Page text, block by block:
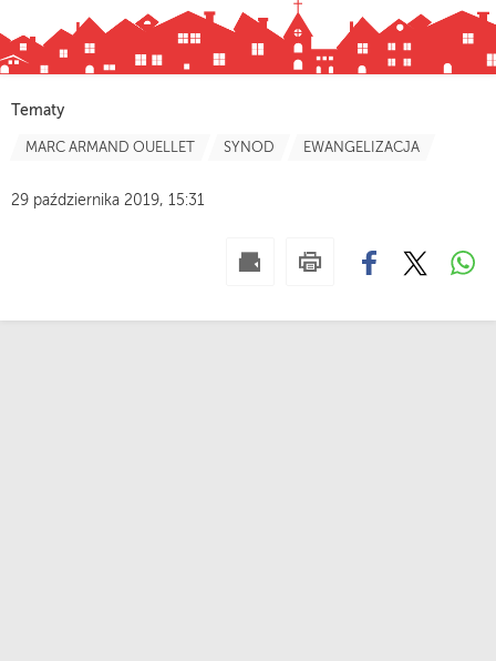
Tematy
MARC ARMAND OUELLET SYNOD EWANGELIZACJA
29 października 2019, 15:31